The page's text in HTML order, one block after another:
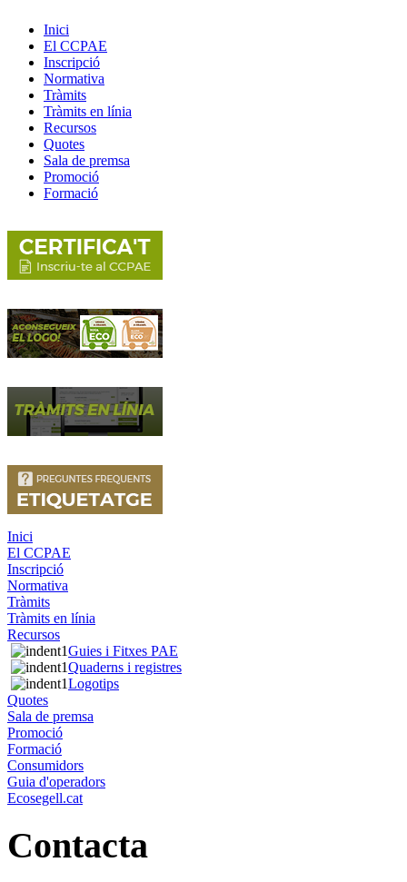
Inici
El CCPAE
Inscripció
Normativa
Tràmits
Tràmits en línia
Recursos
Quotes
Sala de premsa
Promoció
Formació
Inici
El CCPAE
Inscripció
Normativa
Tràmits
Tràmits en línia
Recursos
Guies i Fitxes PAE
Quaderns i registres
Logotips
Quotes
Sala de premsa
Promoció
Formació
Consumidors
Guia d'operadors
Ecosegell.cat
Contacta